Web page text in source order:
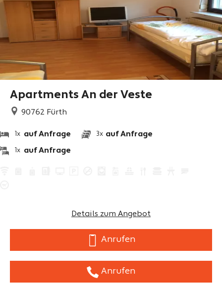
Apartments An der Veste
90762 Fürth
1x auf Anfrage
1x auf Anfrage
3x auf Anfrage
Details zum Angebot
Anrufen
Anrufen